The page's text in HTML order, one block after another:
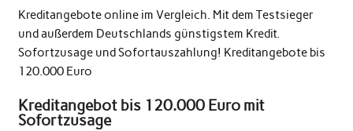
Kreditangebote online im Vergleich. Mit dem Testsieger
und außerdem Deutschlands günstigstem Kredit.
Sofortzusage und Sofortauszahlung! Kreditangebote bis
120.000 Euro
Kreditangebot bis 120.000 Euro mit
Sofortzusage